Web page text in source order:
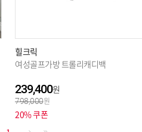
힐크릭
여성골프가방 트롤리캐디백
239,400
798,000
20% 쿠폰